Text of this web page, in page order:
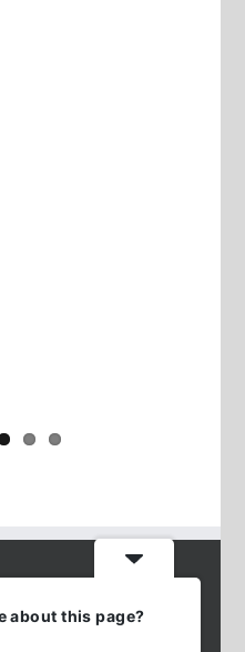
about this page?